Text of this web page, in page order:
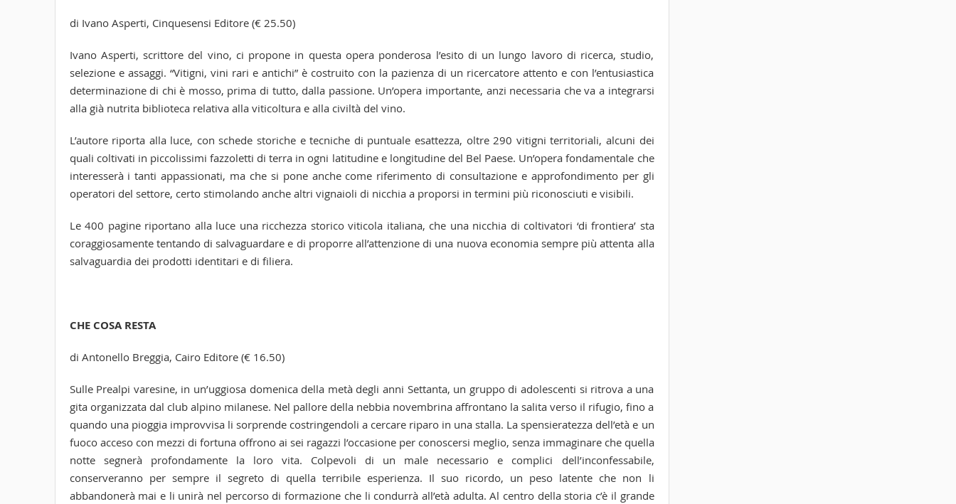
di Ivano Asperti, Cinquesensi Editore (€ 25.50)
Ivano Asperti, scrittore del vino, ci propone in questa opera ponderosa l’esito di un lungo lavoro di ricerca, studio,
selezione e assaggi. “Vitigni, vini rari e antichi” è costruito con la pazienza di un ricercatore attento e con l’entusiastica
determinazione di chi è mosso, prima di tutto, dalla passione. Un’opera importante, anzi necessaria che va a integrarsi
alla già nutrita biblioteca relativa alla viticoltura e alla civiltà del vino.
L’autore riporta alla luce, con schede storiche e tecniche di puntuale esattezza, oltre 290 vitigni territoriali, alcuni dei
quali coltivati in piccolissimi fazzoletti di terra in ogni latitudine e longitudine del Bel Paese. Un’opera fondamentale che
interesserà i tanti appassionati, ma che si pone anche come riferimento di consultazione e approfondimento per gli
operatori del settore, certo stimolando anche altri vignaioli di nicchia a proporsi in termini più riconosciuti e visibili.
Le 400 pagine riportano alla luce una ricchezza storico viticola italiana, che una nicchia di coltivatori ‘di frontiera’ sta
coraggiosamente tentando di salvaguardare e di proporre all’attenzione di una nuova economia sempre più attenta alla
salvaguardia dei prodotti identitari e di filiera.
CHE COSA RESTA
di Antonello Breggia, Cairo Editore (€ 16.50)
Sulle Prealpi varesine, in un’uggiosa domenica della metà degli anni Settanta, un gruppo di adolescenti si ritrova a una
gita organizzata dal club alpino milanese. Nel pallore della nebbia novembrina affrontano la salita verso il rifugio, fino a
quando una pioggia improvvisa li sorprende costringendoli a cercare riparo in una stalla. La spensieratezza dell’età e un
fuoco acceso con mezzi di fortuna offrono ai sei ragazzi l’occasione per conoscersi meglio, senza immaginare che quella
notte segnerà profondamente la loro vita. Colpevoli di un male necessario e complici dell’inconfessabile,
conserveranno per sempre il segreto di quella terribile esperienza. Il suo ricordo, un peso latente che non li
abbandonerà mai e li unirà nel percorso di formazione che li condurrà all’età adulta. Al centro della storia c’è il grande